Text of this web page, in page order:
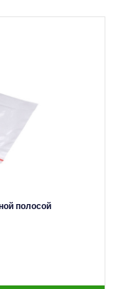
полосой